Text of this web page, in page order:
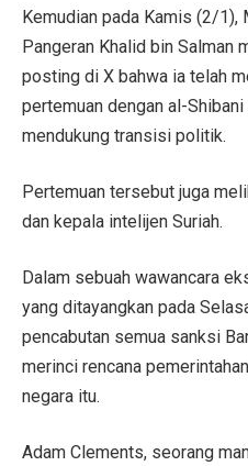
Kemudian pada Kamis (2/1),
Pangeran Khalid bin Salman
posting di X bahwa ia telah
pertemuan dengan al-
mendukung transisi politik.
Pertemuan tersebut juga
dan kepala intelijen Suriah.
Dalam sebuah wawancara
yang ditayangkan pada
pencabutan semua sanksi
merinci rencana
negara itu.
Adam Clements, seorang